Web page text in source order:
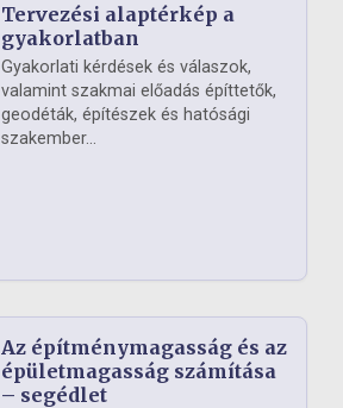
Tervezési alaptérkép a
gyakorlatban
Gyakorlati kérdések és válaszok,
valamint szakmai előadás építtetők,
geodéták, építészek és hatósági
szakember...
Az építménymagasság és az
épületmagasság számítása
– segédlet